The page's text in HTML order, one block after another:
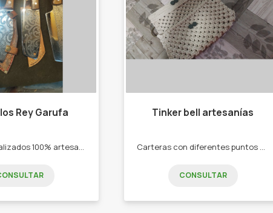
Rey Garufa
Cuchillos realizados 100% artesanales -Cuchillos -Cuchillas -Cuchillos de caza
Tinker bell artesanías
Carteras con diferentes puntos y colores con nudos macramé. -Borlas -Tapices -Atrapasueños
CONSULTAR